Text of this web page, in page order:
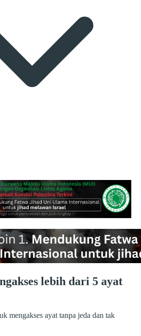
lebih dari 5 ayat
mengakses ayat tanpa jeda dan tak